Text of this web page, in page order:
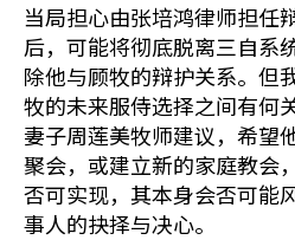
当局担心由张培鸿律师担任
后，可能将彻底脱离三自系
除他与顾牧的辩护关系。但
牧的未来服侍选择之间有何
妻子周莲美牧师建议，希望
聚会，或建立新的家庭教会
否可实现，其本身会否可能
事人的抉择与决心。